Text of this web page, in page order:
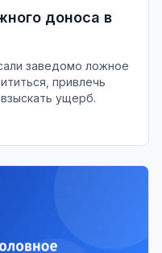
доноса в
заведомо ложное
привлечь
ущерб.